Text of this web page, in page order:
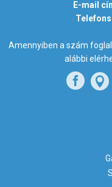
E-mail
Amennyiben a szám
alábbi